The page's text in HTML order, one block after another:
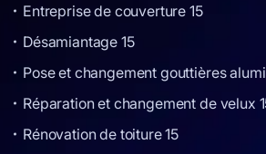
Entreprise de couverture 15
Désamiantage 15
Pose et changement gouttières
Réparation et changement de velux
Rénovation de toiture 15